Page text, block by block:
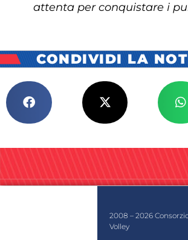
attenta per conquistare i
CONDIVIDI LA
2008 – 2026
Volley